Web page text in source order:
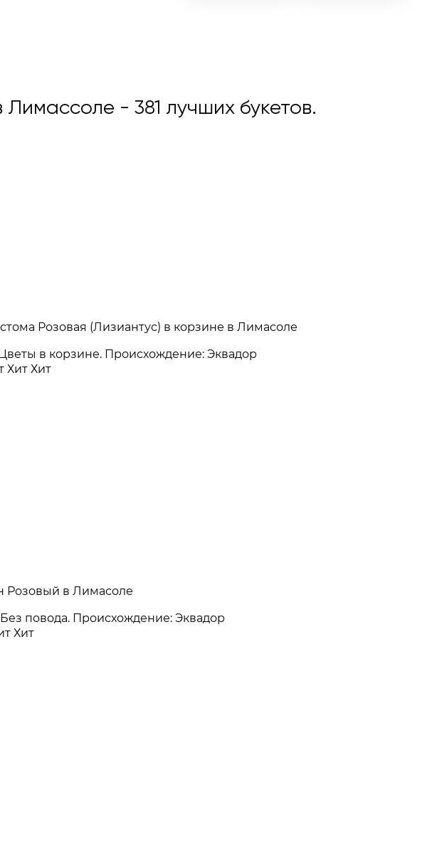
Лимассоле - 381 лучших букетов.
Розовая (Лизиантус) в корзине в Лимасоле
в корзине. Происхождение: Эквадор
Хит Хит
Розовый в Лимасоле
повода. Происхождение: Эквадор
Хит